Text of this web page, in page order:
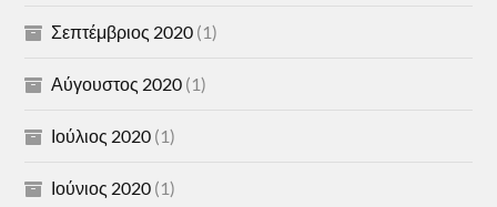
Σεπτέμβριος 2020 (1)
Αύγουστος 2020 (1)
Ιούλιος 2020 (1)
Ιούνιος 2020 (1)